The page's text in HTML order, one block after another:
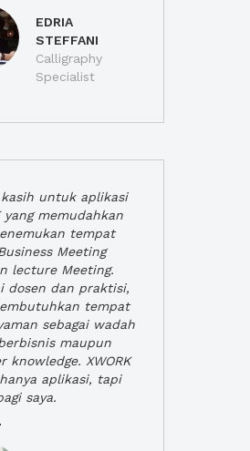
EDRIA
STEFFANI
Calligraphy
Specialist
kasih untuk aplikasi
yang memudahkan
tempat
Meeting
lecture Meeting.
dosen dan praktisi,
tempat
sebagai wadah
maupun
knowledge. XWORK
aplikasi, tapi
saya.